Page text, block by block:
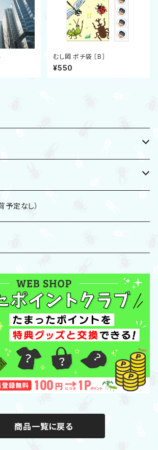
むし岡 ポチ袋 ［B］
¥550
/キーホルダー
予定なし）
商品一覧に戻る